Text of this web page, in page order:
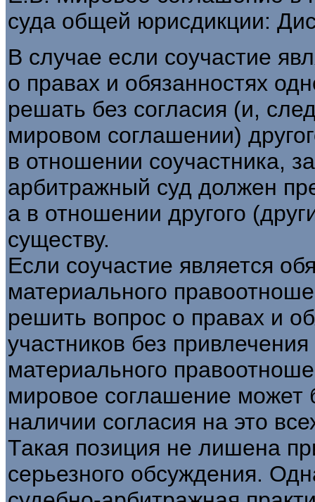
суда общей юрисдикции:
В случае если соучастие
о правах и обязанностях
решать без согласия (и,
мировом соглашении)
в отношении соучастника,
арбитражный суд должен
а в отношении другого
существу.
Если соучастие является
материального
решить вопрос о правах и
участников без
материального
мировое соглашение может
наличии согласия на это
Такая позиция не лишена
серьезного обсуждения.